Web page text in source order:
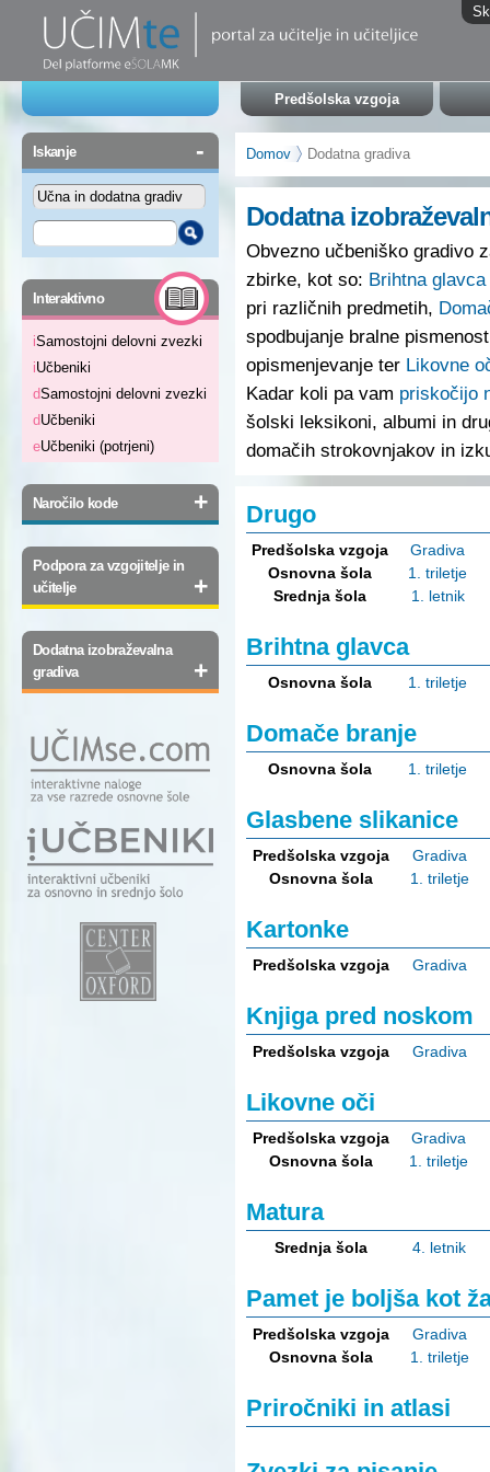
Predšolska vzgoja
Iskanje -
Interaktivno -
iSamostojni delovni zvezki
iUčbeniki
dSamostojni delovni zvezki
dUčbeniki
eUčbeniki (potrjeni)
Naročilo kode +
Podpora za vzgojitelje in
učitelje
+
Dodatna izobraževalna
gradiva
+
Domov Dodatna gradiva
Dodatna
Obvezno učbeniško gradivo
zbirke, kot so: Brihtna glavca
pri različnih predmetih,
spodbujanje bralne
opismenjevanje ter Likovne
Kadar koli pa vam priskočijo
šolski leksikoni, albumi in
domačih strokovnjakov in
Drugo
Predšolska vzgoja
Gradiva
Osnovna šola
1. triletje
Srednja šola
1. letnik
Brihtna glavca
Osnovna šola 1. triletje
Domače branje
Osnovna šola 1. triletje
Glasbene slikanice
Predšolska vzgoja
Gradiva
Osnovna šola
1. triletje
Kartonke
Predšolska vzgoja Gradiva
Knjiga pred noskom
Predšolska vzgoja Gradiva
Likovne oči
Predšolska vzgoja
Gradiva
Osnovna šola
1. triletje
Matura
Srednja šola 4. letnik
Pamet je boljša kot
Predšolska vzgoja
Gradiva
Osnovna šola
1. triletje
Priročniki in atlasi